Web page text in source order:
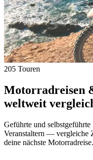
205 Touren
Motorradreisen
weltweit
Geführte und
Veranstaltern — vergleiche
deine nächste Motorradreise.